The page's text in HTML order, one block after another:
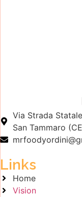
Via Strada
San Tammaro
Links
Home
Vision